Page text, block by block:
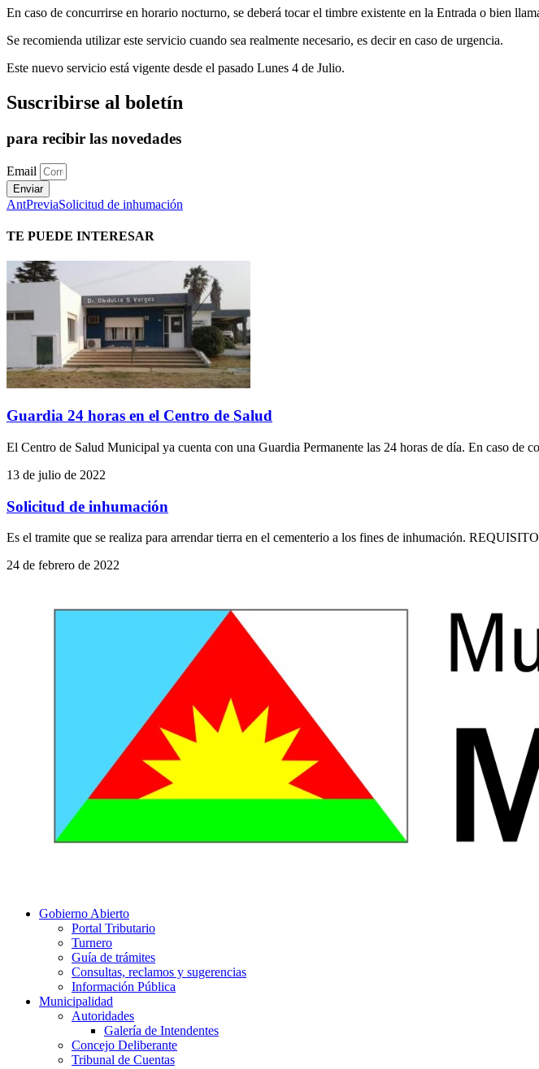
En caso de concurrirse en horario nocturno, se deberá tocar el timbre existente en la Entrada o bien
Se recomienda utilizar este servicio cuando sea realmente necesario, es decir en caso de urgencia.
Este nuevo servicio está vigente desde el pasado Lunes 4 de Julio.
Suscribirse al boletín
para recibir las novedades
Email
Enviar
AntPreviaSolicitud de inhumación
TE PUEDE INTERESAR
Guardia 24 horas en el Centro de Salud
El Centro de Salud Municipal ya cuenta con una Guardia Permanente las 24 horas de día. En caso de
13 de julio de 2022
Solicitud de inhumación
Es el tramite que se realiza para arrendar tierra en el cementerio a los fines de inhumación.
24 de febrero de 2022
Gobierno Abierto
Portal Tributario
Turnero
Guía de trámites
Consultas, reclamos y sugerencias
Información Pública
Municipalidad
Autoridades
Galería de Intendentes
Concejo Deliberante
Tribunal de Cuentas